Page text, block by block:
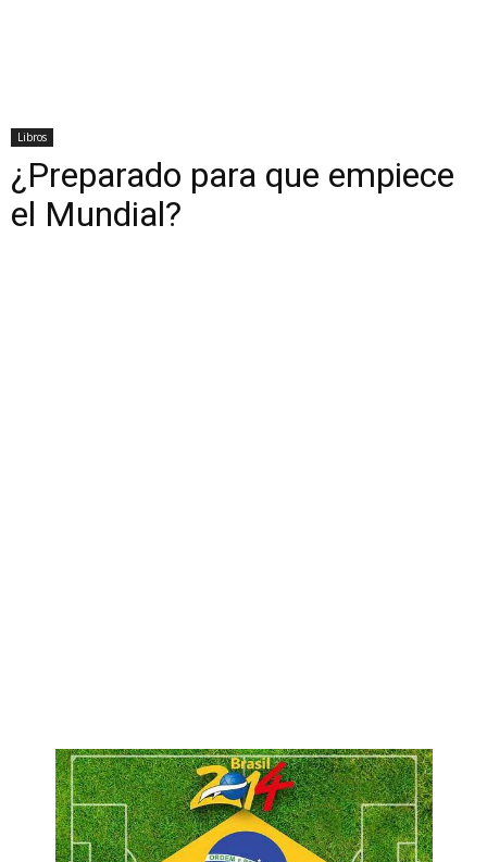
Libros
¿Preparado para que empiece
el Mundial?